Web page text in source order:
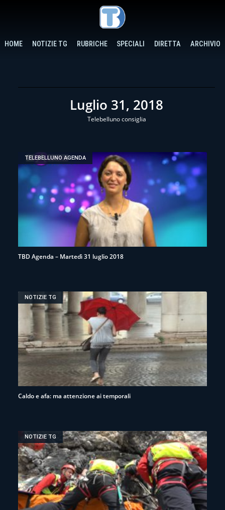
HOME NOTIZIE TG RUBRICHE SPECIALI DIRETTA ARCHIVIO
Luglio 31, 2018
Telebelluno consiglia
TELEBELLUNO AGENDA
TBD Agenda – Martedì 31 luglio 2018
NOTIZIE TG
Caldo e afa: ma attenzione ai temporali
NOTIZIE TG